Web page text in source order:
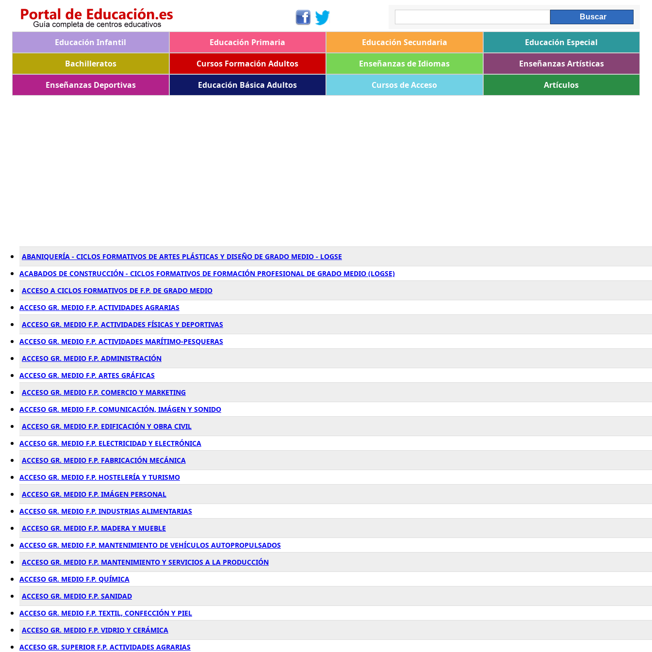
Educación Infantil Educación Primaria Educación Secundaria
Educación Especial
Bachilleratos
Cursos Formación Adultos Enseñanzas de Idiomas
Enseñanzas Artísticas
Enseñanzas Deportivas
Educación Básica Adultos Cursos de Acceso Artículos
ABANIQUERÍA - CICLOS FORMATIVOS DE ARTES PLÁSTICAS Y DISEÑO DE GRADO MEDIO - LOGSE
ACABADOS DE CONSTRUCCIÓN - CICLOS FORMATIVOS DE FORMACIÓN PROFESIONAL DE GRADO MEDIO (LOGSE)
ACCESO A CICLOS FORMATIVOS DE F.P. DE GRADO MEDIO
ACCESO GR. MEDIO F.P. ACTIVIDADES AGRARIAS
ACCESO GR. MEDIO F.P. ACTIVIDADES FÍSICAS Y DEPORTIVAS
ACCESO GR. MEDIO F.P. ACTIVIDADES MARÍTIMO-PESQUERAS
ACCESO GR. MEDIO F.P. ADMINISTRACIÓN
ACCESO GR. MEDIO F.P. ARTES GRÁFICAS
ACCESO GR. MEDIO F.P. COMERCIO Y MARKETING
ACCESO GR. MEDIO F.P. COMUNICACIÓN, IMÁGEN Y SONIDO
ACCESO GR. MEDIO F.P. EDIFICACIÓN Y OBRA CIVIL
ACCESO GR. MEDIO F.P. ELECTRICIDAD Y ELECTRÓNICA
ACCESO GR. MEDIO F.P. FABRICACIÓN MECÁNICA
ACCESO GR. MEDIO F.P. HOSTELERÍA Y TURISMO
ACCESO GR. MEDIO F.P. IMÁGEN PERSONAL
ACCESO GR. MEDIO F.P. INDUSTRIAS ALIMENTARIAS
ACCESO GR. MEDIO F.P. MADERA Y MUEBLE
ACCESO GR. MEDIO F.P. MANTENIMIENTO DE VEHÍCULOS AUTOPROPULSADOS
ACCESO GR. MEDIO F.P. MANTENIMIENTO Y SERVICIOS A LA PRODUCCIÓN
ACCESO GR. MEDIO F.P. QUÍMICA
ACCESO GR. MEDIO F.P. SANIDAD
ACCESO GR. MEDIO F.P. TEXTIL, CONFECCIÓN Y PIEL
ACCESO GR. MEDIO F.P. VIDRIO Y CERÁMICA
ACCESO GR. SUPERIOR F.P. ACTIVIDADES AGRARIAS